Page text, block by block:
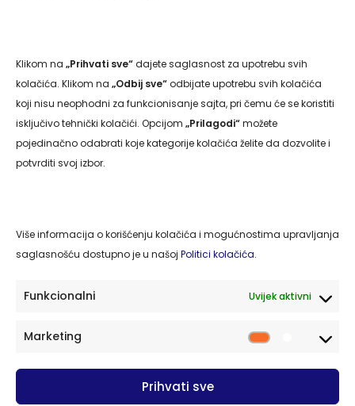
Klikom na „Prihvati sve“dajete saglasnost za upotrebu svih
kolačića. Klikom na „Odbij sve“odbijate upotrebu svih kolačića
koji nisu neophodni za funkcionisanje sajta, pri čemu će se koristiti
isključivo tehnički kolačići. Opcijom „Prilagodi“možete
pojedinačno odabrati koje kategorije kolačića želite da dozvolite i
potvrditi svoj izbor.
Više informacija o korišćenju kolačića i mogućnostima upravljanja
saglasnošću dostupno je u našoj Politici kolačića.
Funkcionalni Uvijek aktivni
Marketing
Prihvati sve
Navigacija
Naslovna
O nama
Politika privatnosti
Kontakt
cazing.2014@gmail.com